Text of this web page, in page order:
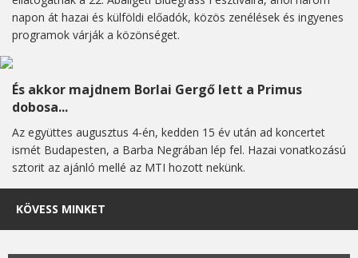
napon át hazai és külföldi előadók, közös zenélések és ingyenes
programok várják a közönséget.
És akkor majdnem Borlai Gergő lett a Primus
dobosa...
Az együttes augusztus 4-én, kedden 15 év után ad koncertet
ismét Budapesten, a Barba Negrában lép fel. Hazai vonatkozású
sztorit az ajánló mellé az MTI hozott nekünk.
KÖVESS MINKET